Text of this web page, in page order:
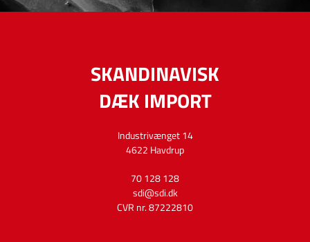
SKANDINAVISK
DÆK IMPORT
Industrivænget 14
4622 Havdrup
70 128 128
sdi@sdi.dk
CVR nr.87222810